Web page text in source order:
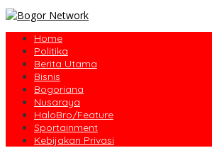
Home
Politika
Berita Utama
Bisnis
Bogoriana
Nusaraya
HaloBro/Feature
Sportainment
Kebijakan Privasi